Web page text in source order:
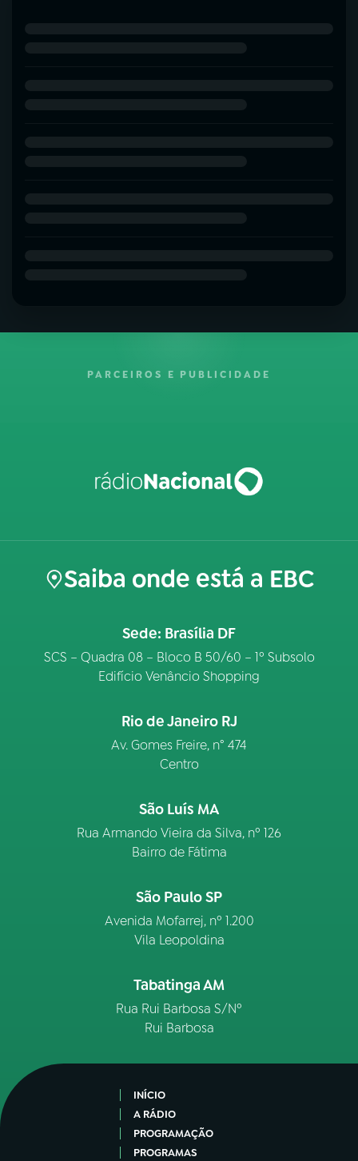
PARCEIROS E PUBLICIDADE
Saiba onde está a EBC
Sede: Brasília DF
SCS – Quadra 08 – Bloco B 50/60 – 1º Subsolo
Edifício Venâncio Shopping
Rio de Janeiro RJ
Av. Gomes Freire, n° 474
Centro
São Luís MA
Rua Armando Vieira da Silva, nº 126
Bairro de Fátima
São Paulo SP
Avenida Mofarrej, nº 1.200
Vila Leopoldina
Tabatinga AM
Rua Rui Barbosa S/Nº
Rui Barbosa
INÍCIO
A RÁDIO
PROGRAMAÇÃO
PROGRAMAS